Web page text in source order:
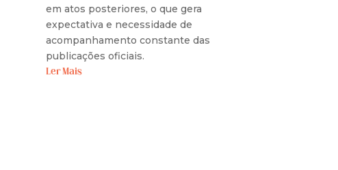
em atos posteriores, o que gera
expectativa e necessidade de
acompanhamento constante das
publicações oficiais.
Ler Mais